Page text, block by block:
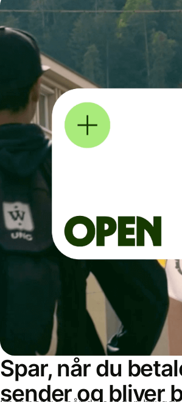
Spar, når du
sender og bliver